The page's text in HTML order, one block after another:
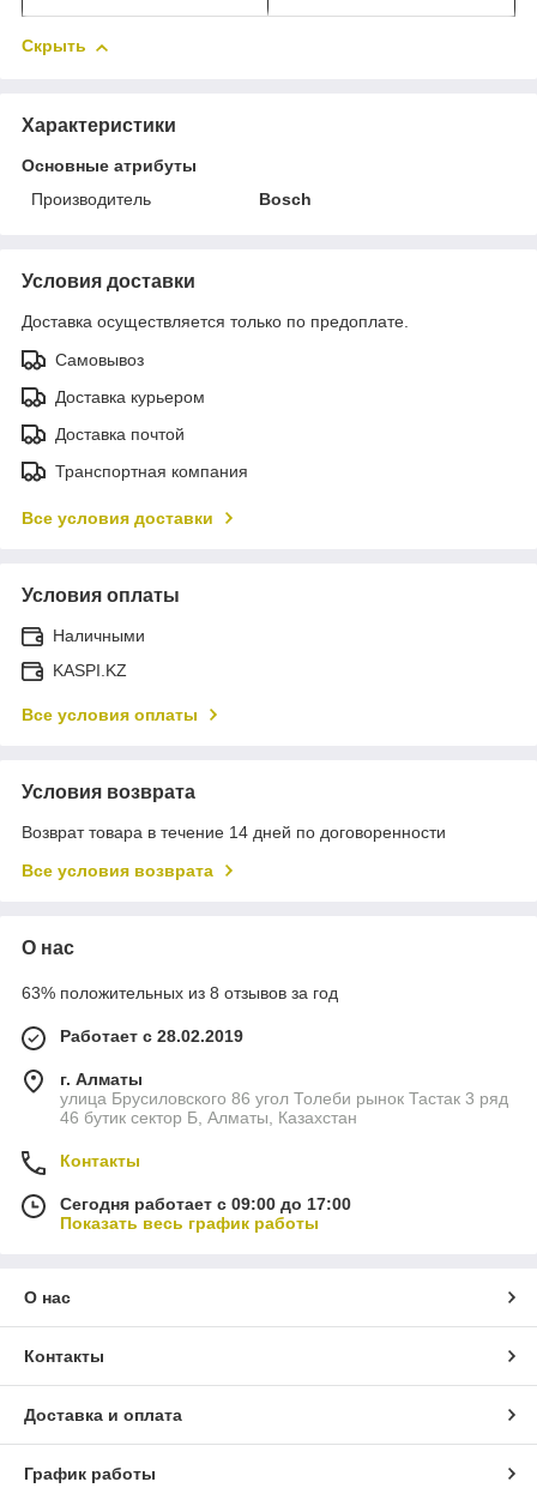
Скрыть
Характеристики
Основные атрибуты
Производитель
Bosch
Условия доставки
Доставка осуществляется только по предоплате.
Самовывоз
Доставка курьером
Доставка почтой
Транспортная компания
Все условия доставки
Условия оплаты
Наличными
KASPI.KZ
Все условия оплаты
Условия возврата
Возврат товара в течение 14 дней по договоренности
Все условия возврата
О нас
63% положительных из 8 отзывов за год
Работает с 28.02.2019
г. Алматы
улица Брусиловского 86 угол Толеби рынок Тастак 3 ряд
46 бутик сектор Б, Алматы, Казахстан
Контакты
Сегодня работает с 09:00 до 17:00
Показать весь график работы
О нас
Контакты
Доставка и оплата
График работы